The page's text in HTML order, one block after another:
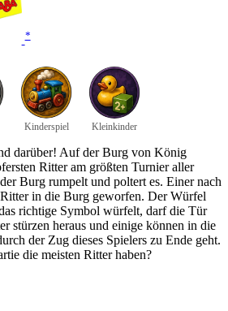
*
Kinderspiel Kleinkinder
darüber! Auf der Burg von König
Ritter am größten Turnier aller
Burg rumpelt und poltert es. Einer nach
in die Burg geworfen. Der Würfel
richtige Symbol würfelt, darf die Tür
stürzen heraus und einige können in die
der Zug dieses Spielers zu Ende geht.
die meisten Ritter haben?